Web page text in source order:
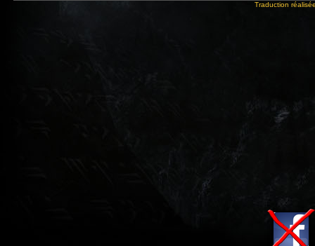
Traduction